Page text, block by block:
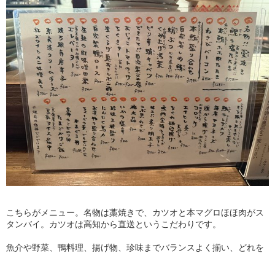
こちらがメニュー。名物は藁焼きで、カツオと本マグロほほ肉がス
タンバイ。カツオは高知から直送というこだわりです。
魚介や野菜、鴨料理、揚げ物、珍味までバランスよく揃い、どれを